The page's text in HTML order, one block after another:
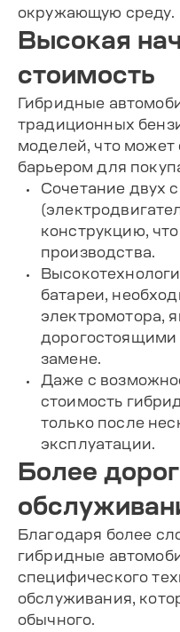
окружающую среду.
Высокая
стоимость
Гибридные
традиционных
моделей, что может
барьером для
Сочетание двух
конструкцию,
производства.
батареи,
электромотора,
дорогостоящими
замене.
Даже с
стоимость
только после
эксплуатации.
Более
Благодаря более
гибридные
специфического
обслуживания,
обычного.